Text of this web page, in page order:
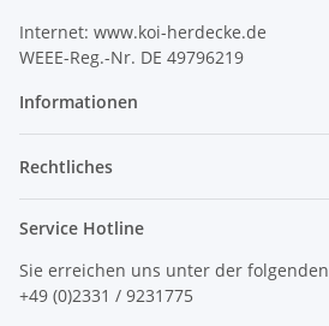
Internet: www.koi-herdecke.de
WEEE-Reg.-Nr. DE 49796219
Informationen
Rechtliches
Service Hotline
Sie erreichen uns unter der
+49 (0)2331 / 9231775